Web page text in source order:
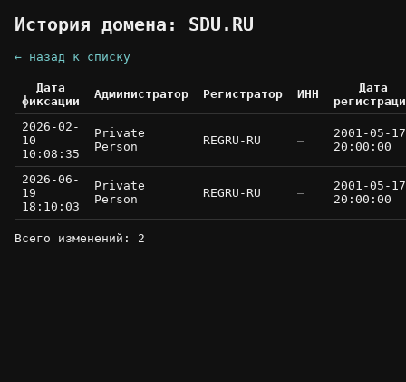
История домена: SDU.RU
← назад к списку
Дата
фиксации
Администратор Регистратор ИНН
Дата
2026-02-
10
10:08:35
Private
Person
REGRU-RU —
2001-05-17
20:00:00
2026-06-
19
18:10:03
Private
Person
REGRU-RU —
2001-05-17
20:00:00
Всего изменений: 2